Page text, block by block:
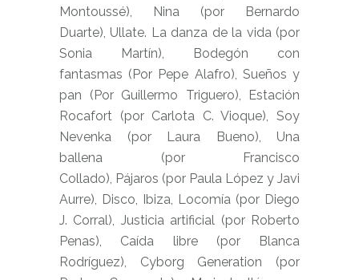
Montoussé), Nina (por Bernardo
Duarte), Ullate. La danza de la vida (por
Sonia Martín), Bodegón con
fantasmas (Por Pepe Alafro), Sueños y
pan (Por Guillermo Triguero), Estación
Rocafort (por Carlota C. Vioque), Soy
Nevenka (por Laura Bueno), Una
ballena (por Francisco
Collado), Pájaros (por Paula López y Javi
Aurre), Disco, Ibiza, Locomía (por Diego
J. Corral), Justicia artificial (por Roberto
Penas), Caída libre (por Blanca
Rodríguez), Cyborg Generation (por